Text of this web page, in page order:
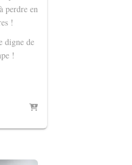
perdre en
!
digne de
!